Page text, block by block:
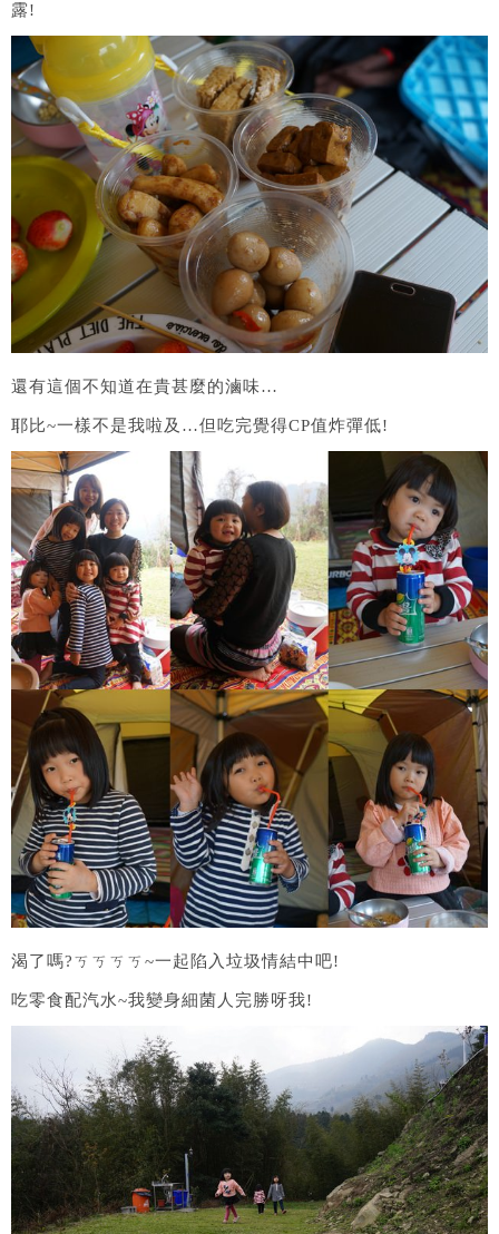
露!
還有這個不知道在貴甚麼的滷味…
耶比~一樣不是我啦及…但吃完覺得CP值炸彈低!
渴了嗎?ㄎㄎㄎㄎ~一起陷入垃圾情結中吧!
吃零食配汽水~我變身細菌人完勝呀我!